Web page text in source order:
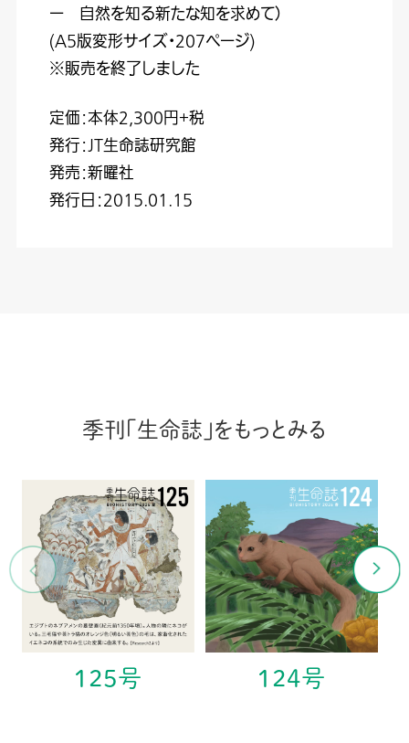
ー 自然を知る新たな知を求めて）
(A5版変形サイズ・207ページ)
※販売を終了しました
定価：本体2,300円+税
発行：JT生命誌研究館
発売：新曜社
発行日：2015.01.15
季刊「生命誌」をもっとみる
125号 124号